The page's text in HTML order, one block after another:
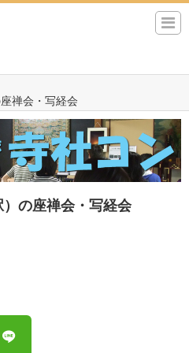
禅会・写経会
の座禅会・写経会